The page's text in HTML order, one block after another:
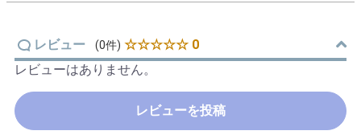
レビュー (0件) ☆☆☆☆☆ 0
レビューはありません。
レビューを投稿